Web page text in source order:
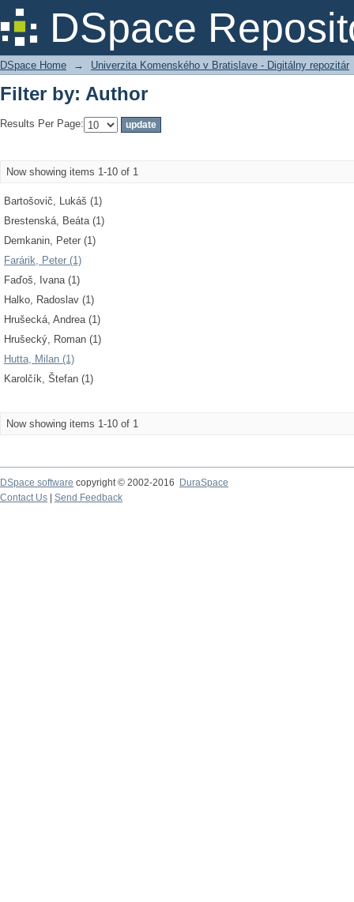
DSpace
Filter by: Author
DSpace Home → Univerzita Komenského v Bratislave - Digitálny repozitár
Filter by: Author
Results Per Page:
Now showing items 1-10 of 1
Bartošovič, Lukáš (1)
Brestenská, Beáta (1)
Demkanin, Peter (1)
Farárik, Peter (1)
Faďoš, Ivana (1)
Halko, Radoslav (1)
Hrušecká, Andrea (1)
Hrušecký, Roman (1)
Hutta, Milan (1)
Karolčík, Štefan (1)
Now showing items 1-10 of 1
DSpace software copyright © 2002-2016
DuraSpace
Contact Us
Send Feedback